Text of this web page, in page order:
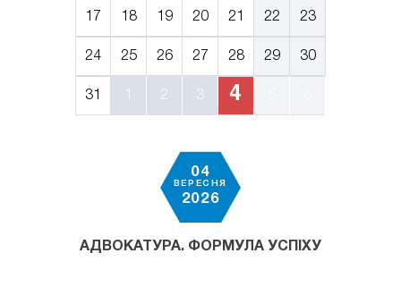
17 18 19 20 21 22 23
24 25 26 27 28 29 30
31 1 2 3 4
04
ВЕРЕСНЯ
2026
АДВОКАТУРА. ФОРМУЛА УСПІХУ